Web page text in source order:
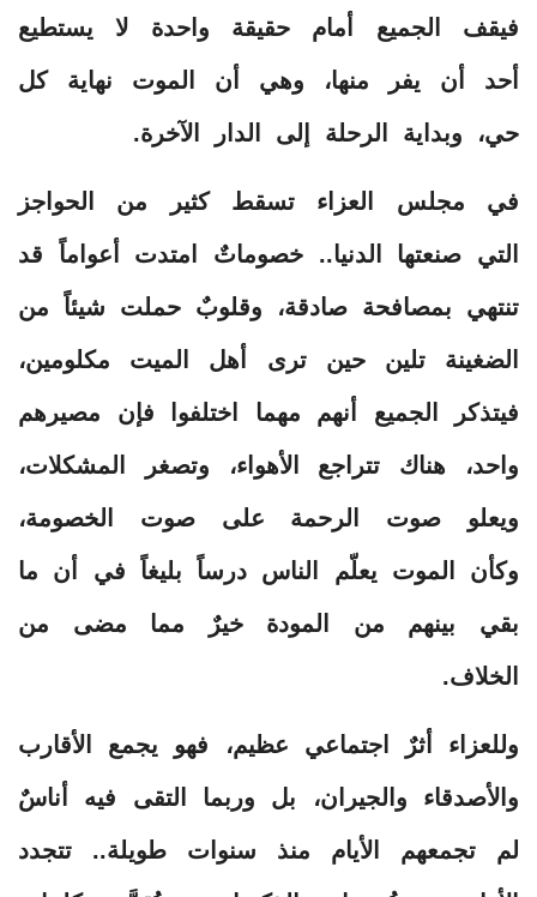
فيقف الجميع أمام حقيقة واحدة لا يستطيع
أحد أن يفر منها، وهي أن الموت نهاية كل
حي، وبداية الرحلة إلى الدار الآخرة.
في مجلس العزاء تسقط كثير من الحواجز
التي صنعتها الدنيا.. خصوماتٌ امتدت أعواماً قد
تنتهي بمصافحة صادقة، وقلوبٌ حملت شيئاً من
الضغينة تلين حين ترى أهل الميت مكلومين،
فيتذكر الجميع أنهم مهما اختلفوا فإن مصيرهم
واحد، هناك تتراجع الأهواء، وتصغر المشكلات،
ويعلو صوت الرحمة على صوت الخصومة،
وكأن الموت يعلّم الناس درساً بليغاً في أن ما
بقي بينهم من المودة خيرٌ مما مضى من
الخلاف.
وللعزاء أثرٌ اجتماعي عظيم، فهو يجمع الأقارب
والأصدقاء والجيران، بل وربما التقى فيه أناسٌ
لم تجمعهم الأيام منذ سنوات طويلة.. تتجدد